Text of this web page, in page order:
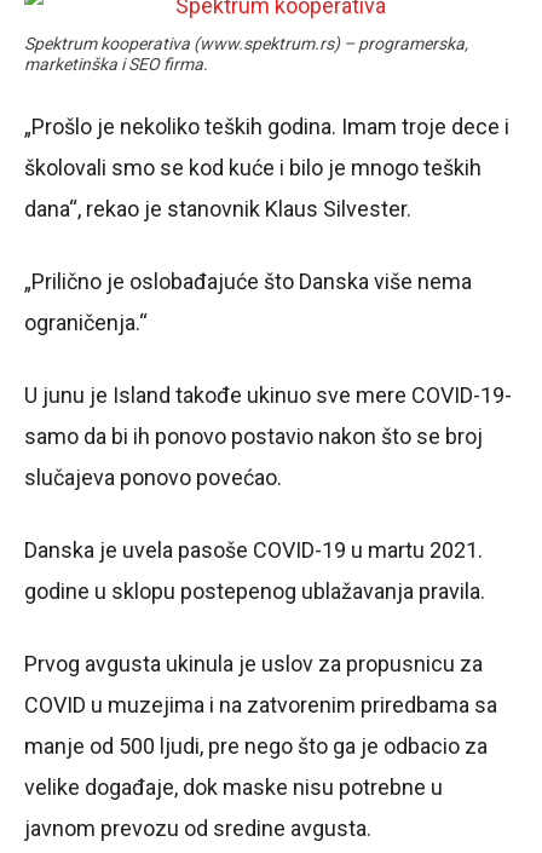
Spektrum kooperativa (www.spektrum.rs) – programerska,
marketinška i SEO firma.
„Prošlo je nekoliko teških godina. Imam troje dece i
školovali smo se kod kuće i bilo je mnogo teških
dana“, rekao je stanovnik Klaus Silvester.
„Prilično je oslobađajuće što Danska više nema
ograničenja.“
U junu je Island takođe ukinuo sve mere COVID-19-
samo da bi ih ponovo postavio nakon što se broj
slučajeva ponovo povećao.
Danska je uvela pasoše COVID-19 u martu 2021.
godine u sklopu postepenog ublažavanja pravila.
Prvog avgusta ukinula je uslov za propusnicu za
COVID u muzejima i na zatvorenim priredbama sa
manje od 500 ljudi, pre nego što ga je odbacio za
velike događaje, dok maske nisu potrebne u
javnom prevozu od sredine avgusta.